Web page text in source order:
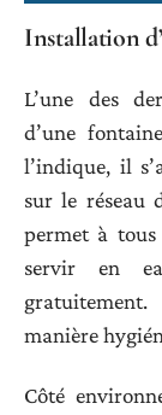
Installation
L’une des
d’une
l’indique, il
sur le réseau
permet à tous
servir en
manière
Côté